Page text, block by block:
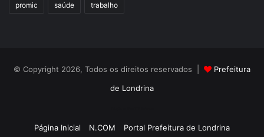
promic saúde trabalho
© Copyright 2026, Todos os direitos reservados |
Prefeitura
de Londrina
Página Inicial N.COM Portal Prefeitura de Londrina